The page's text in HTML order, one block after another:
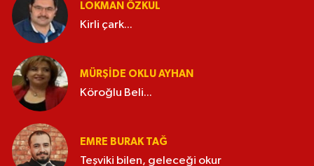
LOKMAN ÖZKUL
Kirli çark...
MÜRŞIDE OKLU AYHAN
Köroğlu Beli...
EMRE BURAK TAĞ
Teşviki bilen, geleceği okur